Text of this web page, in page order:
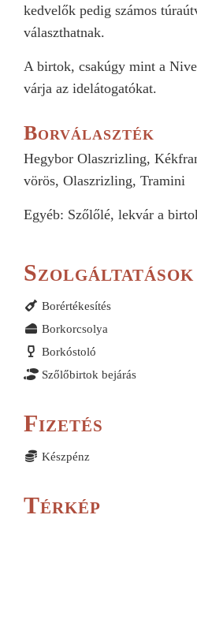
kedvelők pedig számos
választhatnak.
A birtok, csakúgy mint a
várja az idelátogatókat.
Borválaszték
Hegybor Olaszrizling,
vörös, Olaszrizling, Tramini
Egyéb: Szőlőlé, lekvár a
Szolgáltatások
Borértékesítés
Borkorcsolya
Borkóstoló
Szőlőbirtok bejárás
Fizetés
Készpénz
Térkép